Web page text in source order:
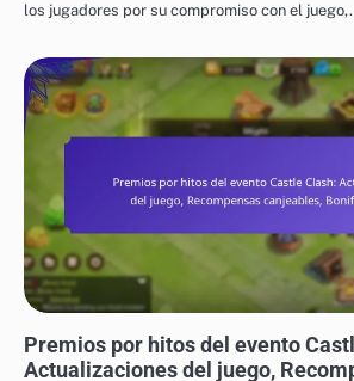
los jugadores por su compromiso con el
Premios por hitos del evento
Actualizaciones del juego,